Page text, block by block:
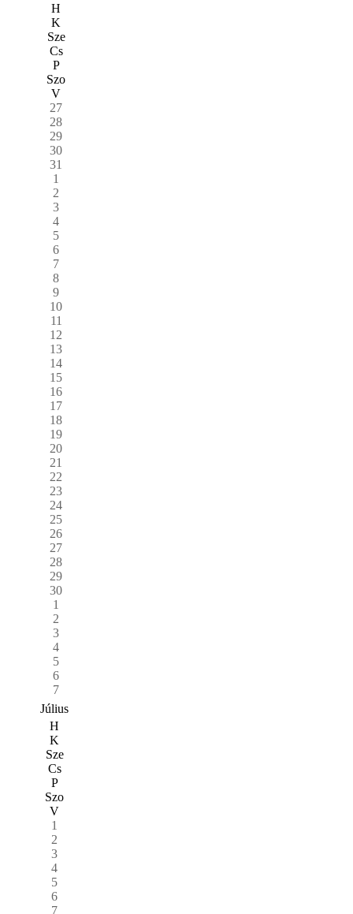
H
K
Sze
Cs
P
Szo
V
27
28
29
30
31
1
2
3
4
5
6
7
8
9
10
11
12
13
14
15
16
17
18
19
20
21
22
23
24
25
26
27
28
29
30
1
2
3
4
5
6
7
Július
H
K
Sze
Cs
P
Szo
V
1
2
3
4
5
6
7